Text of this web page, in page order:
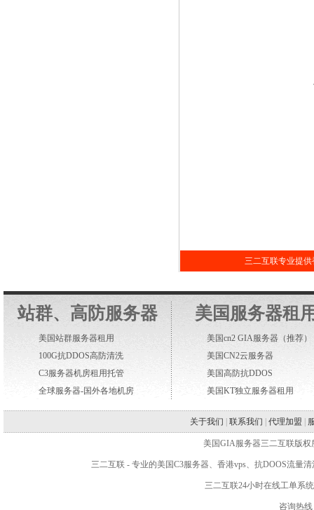
三二互联专业提
站群、高防服务器
美国站群服务器租用
100G抗DDOS高防清洗
C3服务器机房租用托管
全球服务器-国外各地机房
美国服务器租
美国cn2 GIA服务器 （推荐）
美国CN2云服务器
美国高防抗DDOS
美国KT独立服务器租用
关于我们 联系我们 代理加盟
美国GIA服务器三二互联版权
三二互联- 专业的美国C3服务器、 香港vps、抗DOOS流量
三二互联24小时在线工单系
咨询热